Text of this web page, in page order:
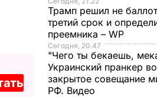
Трамп решил не
третий срок и
преемника – WP
Сегодня, 20.47
"Чего ты бекаешь,
Украинский пранкер
закрытое совещание
РФ. Видео